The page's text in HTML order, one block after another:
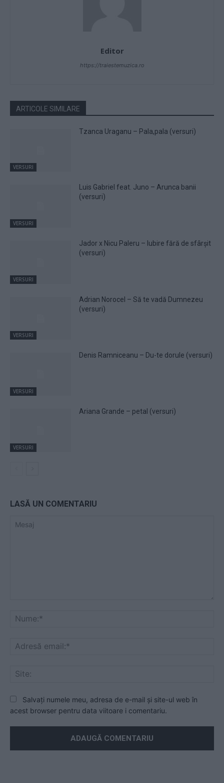
Editor
https://traiestemuzica.ro
ARTICOLE SIMILARE
VERSURI
Tzanca Uraganu – Pala,pala (versuri)
VERSURI
Luis Gabriel feat. Juno – Arunca banii
(versuri)
VERSURI
Jador x Nicu Paleru – Iubire fără de sfârșit
(versuri)
VERSURI
Adrian Norocel – Să te vadă Dumnezeu
(versuri)
VERSURI
Denis Ramniceanu – Du-te dorule (versuri)
VERSURI
Ariana Grande – petal (versuri)
LASĂ UN COMENTARIU
Salvați numele meu, adresa de e-mail și site-ul web în
acest browser pentru data viitoare i comentariu.